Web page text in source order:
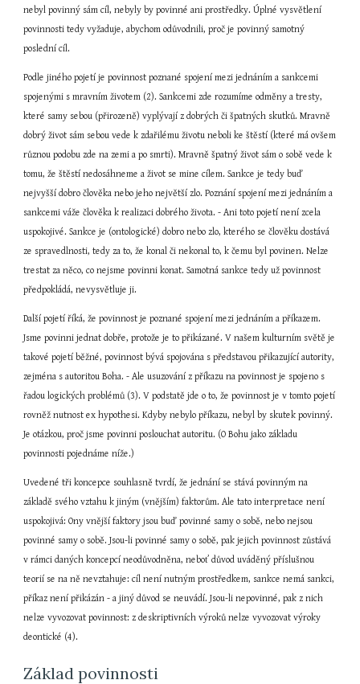
nebyl povinný sám cíl, nebyly by povinné ani prostředky. Úplné vysvětlení
povinnosti tedy vyžaduje, abychom odůvodnili, proč je povinný samotný
poslední cíl.
Podle jiného pojetí je povinnost poznané spojení mezi jednáním a sankcemi
spojenými s mravním životem (2). Sankcemi zde rozumíme odměny a tresty,
které samy sebou (přirozeně) vyplývají z dobrých či špatných skutků. Mravně
dobrý život sám sebou vede k zdařilému životu neboli ke štěstí (které má ovšem
různou podobu zde na zemi a po smrti). Mravně špatný život sám o sobě vede k
tomu, že štěstí nedosáhneme a život se mine cílem. Sankce je tedy buď
nejvyšší dobro člověka nebo jeho největší zlo. Poznání spojení mezi jednáním a
sankcemi váže člověka k realizaci dobrého života. - Ani toto pojetí není zcela
uspokojivé. Sankce je (ontologické) dobro nebo zlo, kterého se člověku dostává
ze spravedlnosti, tedy za to, že konal či nekonal to, k čemu byl povinen. Nelze
trestat za něco, co nejsme povinni konat. Samotná sankce tedy už povinnost
předpokládá, nevysvětluje ji.
Další pojetí říká, že povinnost je poznané spojení mezi jednáním a příkazem.
Jsme povinni jednat dobře, protože je to přikázané. V našem kulturním světě je
takové pojetí běžné, povinnost bývá spojována s představou přikazující autority,
zejména s autoritou Boha. - Ale usuzování z příkazu na povinnost je spojeno s
řadou logických problémů (3). V podstatě jde o to, že povinnost je v tomto pojetí
rovněž nutnost ex hypothesi. Kdyby nebylo příkazu, nebyl by skutek povinný.
Je otázkou, proč jsme povinni poslouchat autoritu. (O Bohu jako základu
povinnosti pojednáme níže.)
Uvedené tři koncepce souhlasně tvrdí, že jednání se stává povinným na
základě svého vztahu k jiným (vnějším) faktorům. Ale tato interpretace není
uspokojivá: Ony vnější faktory jsou buď povinné samy o sobě, nebo nejsou
povinné samy o sobě. Jsou-li povinné samy o sobě, pak jejich povinnost zůstává
v rámci daných koncepcí neodůvodněna, neboť důvod uváděný příslušnou
teorií se na ně nevztahuje: cíl není nutným prostředkem, sankce nemá sankci,
příkaz není přikázán - a jiný důvod se neuvádí. Jsou-li nepovinné, pak z nich
nelze vyvozovat povinnost: z deskriptivních výroků nelze vyvozovat výroky
deontické (4).
Základ povinnosti